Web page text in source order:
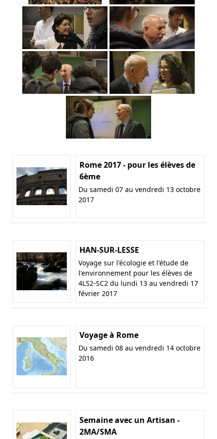
Rome 2017 - pour les élèves de
6ème
Du samedi 07 au vendredi 13 octobre
2017
HAN-SUR-LESSE
Voyage sur l'écologie et l'étude de
l'environnement pour les élèves de
4LS2-SC2 du lundi 13 au vendredi 17
février 2017
Voyage à Rome
Du samedi 08 au vendredi 14 octobre
2016
Semaine avec un Artisan -
2MA/SMA